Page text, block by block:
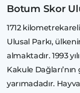
Botum Skor
1712
Ulusal Parkı,
almaktadır. 1993
Kakule
yarımadadır.